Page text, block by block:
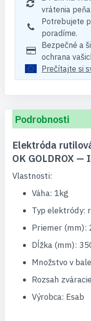
vrátenia
Potrebujete
poradíme.
Bezpečné a
ochrana
Prečítajte si
Podrobnosti
Elektróda
OK GOLDROX
Vlastnosti:
Váha: 1kg
Typ elektródy:
Priemer (mm):
Dĺžka (mm):
Množstvo v
Rozsah
Výrobca: Esab